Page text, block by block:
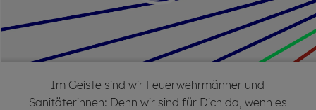
Im Geiste sind wir Feuerwehrmänner und
Sanitäterinnen: Denn wir sind für Dich da, wenn es